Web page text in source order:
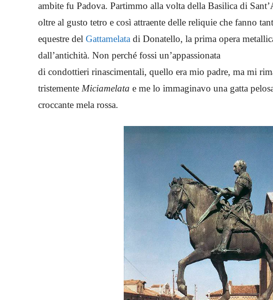
ambite fu Padova. Partimmo alla volta della Basilica di
oltre al gusto tetro e così attraente delle reliquie che fanno
equestre del Gattamelata di Donatello, la prima opera
dall’antichità. Non perché fossi un’appassionata
di condottieri rinascimentali, quello era mio padre, ma mi
tristemente Miciamelata e me lo immaginavo una gatta
croccante mela rossa.